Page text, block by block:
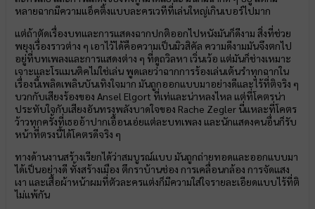
หลายฉากมีความแอ็คติ้งแบบละครเวทีที่เล่นใหญ่เกินเบอร์ไปมาก
แต่ถ้าตัดเรื่องบทและการแสดงฉากปกติออกไปหนังมันก็ดีงาม สิ่งที่ช่วย
พยุงเรื่องราวต่าง ๆ เอาไว้ได้คือความเป็นมิวสิคัล ความดีงามมันจึงตกไป
อยู่ที่บทเพลงและการแสดงต่าง ๆ ที่ดูถวิลหา เวิ่นเว้อ แต่มันก็ช่างเหมาะ
เจาะและโรแมนติคไม่ใช่เล่น พูดเลยว่าฉากการร้องเล่นเต้นรำทุกฉากใน
เรื่องนี้เพลิดเพลินบันเทิงใจมาก มันถูกออกแบบมาอย่างดีและไร้ที่ติจริง ๆ
บวกกับเสียงร้องของ Ansel Elgort ที่เท่และน่าหลงไหล แต่ที่โคตรน่า
ประทับใจกับเสียงอันทรงพลังบาดใจของ Rache Zegler นี่แหละที่โคตร
ว้าวทุกครั้งที่เธออ้าปากเอื้อนเอ่ยแต่ละบทเพลง และนักแสดงคนอื่นก็รับ
หน้าที่ตรงนี้ได้โคตรดีจริง ๆ
ทางด้านงานสร้างเรียกได้ว่าสมบูรณ์แบบ มันถูกถ่ายทอดและออกแบบมา
ได้เป็นอย่างดี ทั้งสร้างเมือง ตึกราบ้านช่อง การเคลื่อนกล้อง การจัดแสง
เงา และเสื้อผ้าหน้าผมที่ตัวละครแต่งก็มีความใส่ใจรายละเอียดแบบไร้ที่ติ
ไม่แพ้กัน